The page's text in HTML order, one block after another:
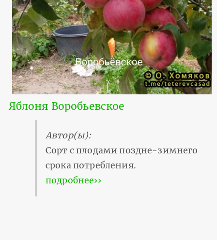
Яблоня Воробьевское
Автор(ы):
Сорт с плодами поздне-зимнего
срока потребления.
подробнее››